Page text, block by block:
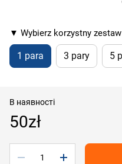
▼ Wybierz korzystny
1 para 3 pary 5
В наявності
50zł